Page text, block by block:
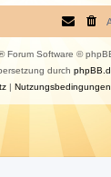
Forum Software ©
durch
| Nutzungsbedingungen